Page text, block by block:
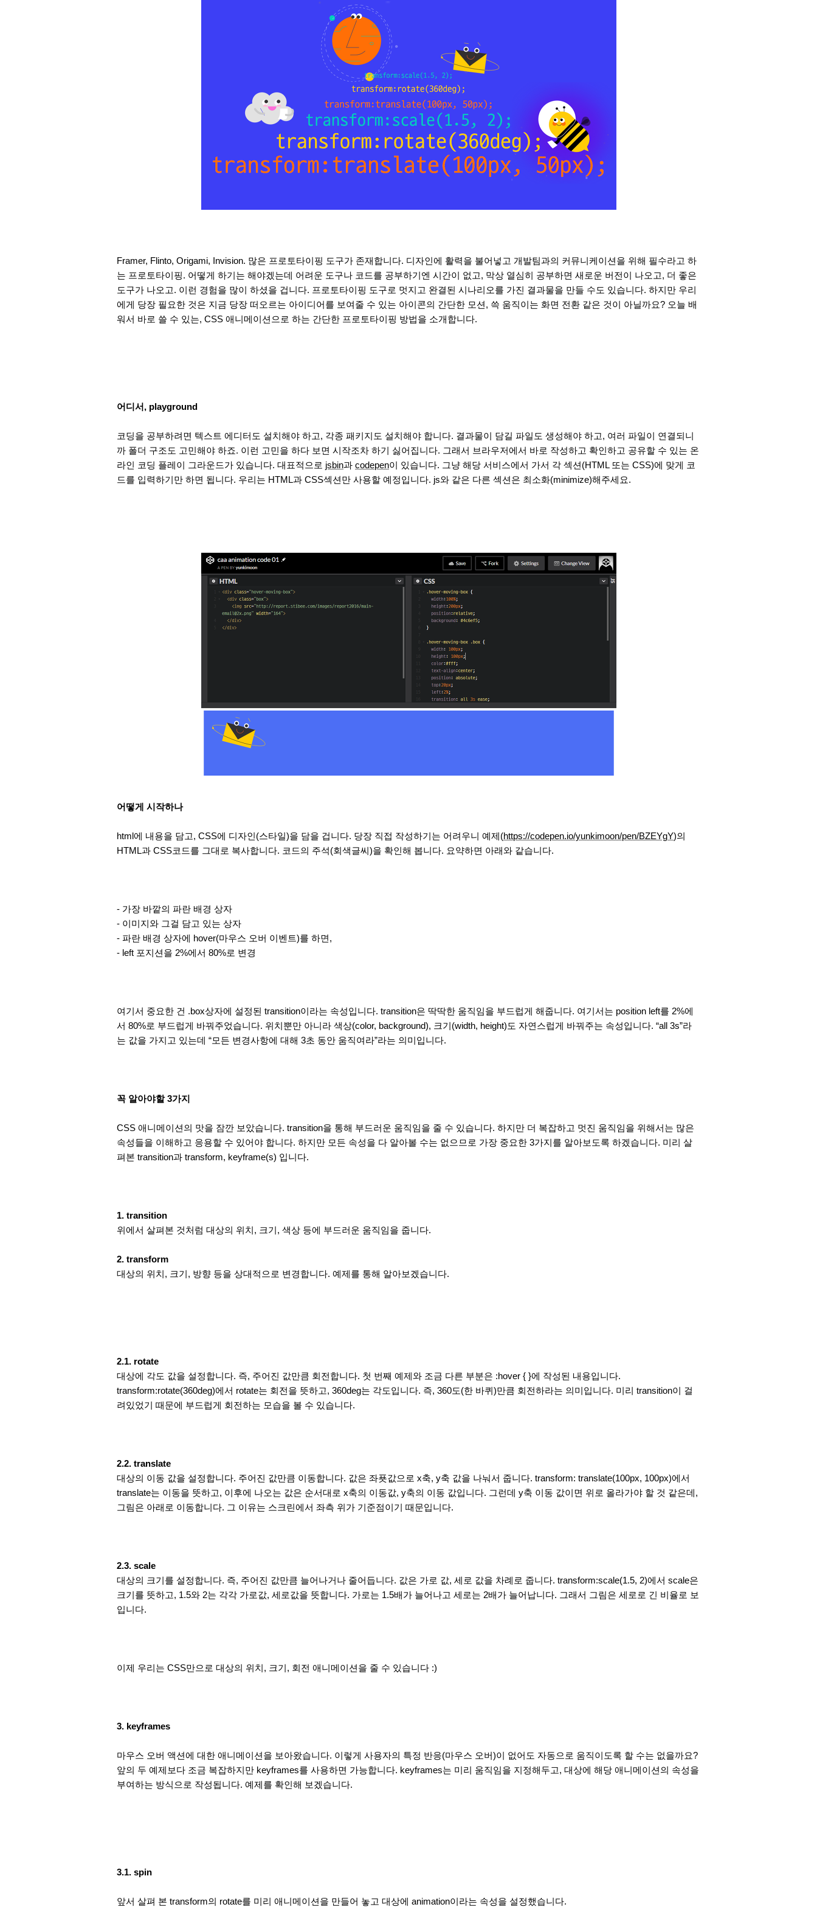
Framer, Flinto, Origami, Invision. 많은 프로토타이핑 도구가 존재합니다. 디자인에 활력을 불어넣고 개발팀과의 커뮤니케이션을 위해 필수라고 하
는 프로토타이핑. 어떻게 하기는 해야겠는데 어려운 도구나 코드를 공부하기엔 시간이 없고, 막상 열심히 공부하면 새로운 버전이 나오고, 더 좋은
도구가 나오고. 이런 경험을 많이 하셨을 겁니다. 프로토타이핑 도구로 멋지고 완결된 시나리오를 가진 결과물을 만들 수도 있습니다. 하지만 우리
에게 당장 필요한 것은 지금 당장 떠오르는 아이디어를 보여줄 수 있는 아이콘의 간단한 모션, 쓱 움직이는 화면 전환 같은 것이 아닐까요? 오늘 배
워서 바로 쓸 수 있는, CSS 애니메이션으로 하는 간단한 프로토타이핑 방법을 소개합니다.
어디서, playground
코딩을 공부하려면 텍스트 에디터도 설치해야 하고, 각종 패키지도 설치해야 합니다. 결과물이 담길 파일도 생성해야 하고, 여러 파일이 연결되니
까 폴더 구조도 고민해야 하죠. 이런 고민을 하다 보면 시작조차 하기 싫어집니다. 그래서 브라우저에서 바로 작성하고 확인하고 공유할 수 있는 온
라인 코딩 플레이 그라운드가 있습니다. 대표적으로 jsbin과 codepen이 있습니다. 그냥 해당 서비스에서 가서 각 섹션(HTML 또는 CSS)에 맞게 코
드를 입력하기만 하면 됩니다. 우리는 HTML과 CSS섹션만 사용할 예정입니다. js와 같은 다른 섹션은 최소화(minimize)해주세요.
어떻게 시작하나
html에 내용을 담고, CSS에 디자인(스타일)을 담을 겁니다. 당장 직접 작성하기는 어려우니 예제(https://codepen.io/yunkimoon/pen/BZEYgY)의
HTML과 CSS코드를 그대로 복사합니다. 코드의 주석(회색글씨)을 확인해 봅니다. 요약하면 아래와 같습니다.
- 가장 바깥의 파란 배경 상자
- 이미지와 그걸 담고 있는 상자
- 파란 배경 상자에 hover(마우스 오버 이벤트)를 하면,
- left 포지션을 2%에서 80%로 변경
여기서 중요한 건 .box상자에 설정된 transition이라는 속성입니다. transition은 딱딱한 움직임을 부드럽게 해줍니다. 여기서는 position left를 2%에
서 80%로 부드럽게 바꿔주었습니다. 위치뿐만 아니라 색상(color, background), 크기(width, height)도 자연스럽게 바꿔주는 속성입니다. “all 3s”라
는 값을 가지고 있는데 “모든 변경사항에 대해 3초 동안 움직여라”라는 의미입니다.
꼭 알아야할 3가지
CSS 애니메이션의 맛을 잠깐 보았습니다. transition을 통해 부드러운 움직임을 줄 수 있습니다. 하지만 더 복잡하고 멋진 움직임을 위해서는 많은
속성들을 이해하고 응용할 수 있어야 합니다. 하지만 모든 속성을 다 알아볼 수는 없으므로 가장 중요한 3가지를 알아보도록 하겠습니다. 미리 살
펴본 transition과 transform, keyframe(s) 입니다.
1. transition
위에서 살펴본 것처럼 대상의 위치, 크기, 색상 등에 부드러운 움직임을 줍니다.
2. transform
대상의 위치, 크기, 방향 등을 상대적으로 변경합니다. 예제를 통해 알아보겠습니다.
2.1. rotate
대상에 각도 값을 설정합니다. 즉, 주어진 값만큼 회전합니다. 첫 번째 예제와 조금 다른 부분은 :hover { }에 작성된 내용입니다.
transform:rotate(360deg)에서 rotate는 회전을 뜻하고, 360deg는 각도입니다. 즉, 360도(한 바퀴)만큼 회전하라는 의미입니다. 미리 transition이 걸
려있었기 때문에 부드럽게 회전하는 모습을 볼 수 있습니다.
2.2. translate
대상의 이동 값을 설정합니다. 주어진 값만큼 이동합니다. 값은 좌푯값으로 x축, y축 값을 나눠서 줍니다. transform: translate(100px, 100px)에서
translate는 이동을 뜻하고, 이후에 나오는 값은 순서대로 x축의 이동값, y축의 이동 값입니다. 그런데 y축 이동 값이면 위로 올라가야 할 것 같은데,
그림은 아래로 이동합니다. 그 이유는 스크린에서 좌측 위가 기준점이기 때문입니다.
2.3. scale
대상의 크기를 설정합니다. 즉, 주어진 값만큼 늘어나거나 줄어듭니다. 값은 가로 값, 세로 값을 차례로 줍니다. transform:scale(1.5, 2)에서 scale은
크기를 뜻하고, 1.5와 2는 각각 가로값, 세로값을 뜻합니다. 가로는 1.5배가 늘어나고 세로는 2배가 늘어납니다. 그래서 그림은 세로로 긴 비율로 보
입니다.
이제 우리는 CSS만으로 대상의 위치, 크기, 회전 애니메이션을 줄 수 있습니다 :)
3. keyframes
마우스 오버 액션에 대한 애니메이션을 보아왔습니다. 이렇게 사용자의 특정 반응(마우스 오버)이 없어도 자동으로 움직이도록 할 수는 없을까요?
앞의 두 예제보다 조금 복잡하지만 keyframes를 사용하면 가능합니다. keyframes는 미리 움직임을 지정해두고, 대상에 해당 애니메이션의 속성을
부여하는 방식으로 작성됩니다. 예제를 확인해 보겠습니다.
3.1. spin
앞서 살펴 본 transform의 rotate를 미리 애니메이션을 만들어 놓고 대상에 animation이라는 속성을 설정했습니다.